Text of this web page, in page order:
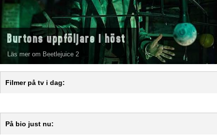
Burtons uppföljare i höst
Läs mer om Beetlejuice 2
Filmer på tv i dag:
På bio just nu: